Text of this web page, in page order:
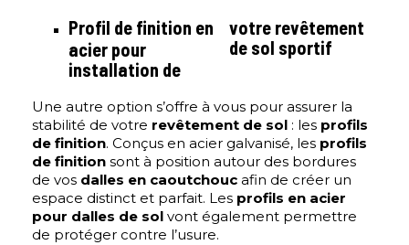
Profil de finition en
acier pour
installation de
votre revêtement
de sol sportif
Une autre option s’offre à vous pour assurer la
stabilité de votre revêtement de sol : les profils
de finition. Conçus en acier galvanisé, les profils
de finition sont à position autour des bordures
de vos dalles en caoutchouc afin de créer un
espace distinct et parfait. Les profils en acier
pour dalles de sol vont également permettre
de protéger contre l’usure.